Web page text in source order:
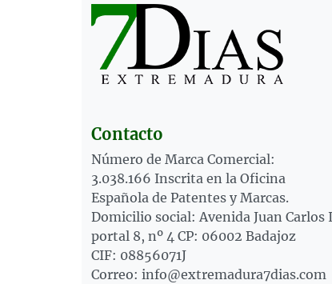
Contacto
Número de Marca Comercial:
3.038.166 Inscrita en la Oficina
Española de Patentes y Marcas.
Domicilio social: Avenida Juan Carlos
portal 8, nº 4 CP: 06002 Badajoz
CIF: 08856071J
Correo: info@extremadura7dias.com